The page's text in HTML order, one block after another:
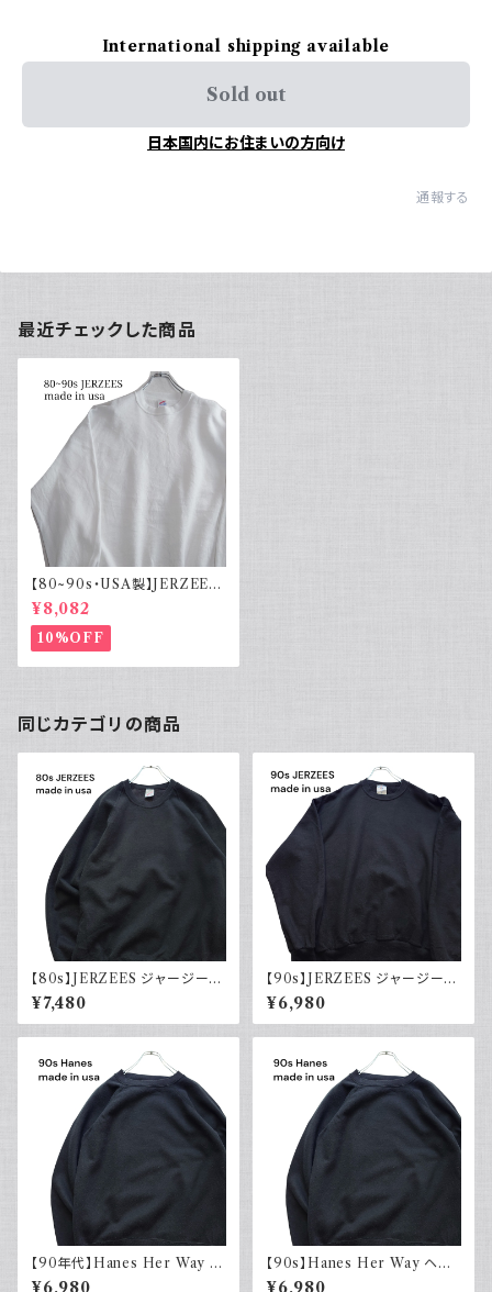
International shipping available
Sold out
日本国内にお住まいの方向け
通報する
最近チェックした商品
【80~90s・USA製】JERZEES
ジャージーズ 無地スウェット ホ
ワイト
¥8,082
10%OFF
同じカテゴリの商品
【80s】JERZEES ジャージーズ
Plain sweatshirt 無地スウェッ
ト ブラック 黒 ラグランスリーブ
USA製 古着
¥7,480
【90s】JERZEES ジャージーズ
Plain sweatshirt 無地スウェッ
ト ブラック 黒 USA製 古着
¥6,980
【90年代】Hanes Her Way ヘ
インズ Plain sweatshirt 無地
¥6,980
【90s】Hanes Her Way ヘイ
ンズ Plain sweatshirt 無地ス
¥6,980